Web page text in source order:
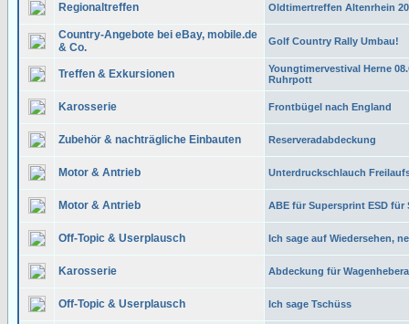
Regionaltreffen Oldtimertreffen Altenrhein
Country-Angebote bei eBay, mobile.de
& Co.
Golf Country Rally Umbau!
Treffen & Exkursionen
Youngtimervestival Herne
Ruhrpott
Karosserie Frontbügel nach England
Zubehör & nachträgliche Einbauten Reserveradabdeckung
Motor & Antrieb Unterdruckschlauch
Motor & Antrieb ABE für Supersprint ESD für
Off-Topic & Userplausch Ich sage auf Wiedersehen,
Karosserie Abdeckung für
Off-Topic & Userplausch Ich sage Tschüss